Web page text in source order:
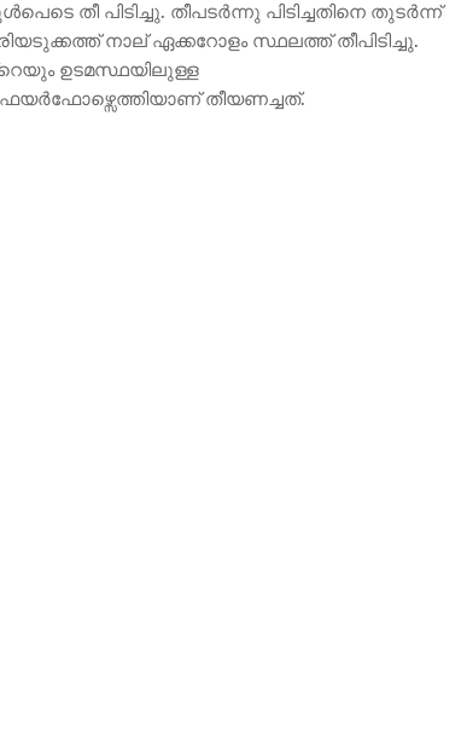
തീ പിടിച്ചു. തീപടർന്നു പിടിച്ചതിനെ തുടർന്ന്
നാല് ഏക്കറോളം സ്ഥലത്ത് തീപിടിച്ചു.
ഉടമസ്ഥയിലുള്ള
ഫയർഫോഴ്സെത്തിയാണ് തീയണച്ചത്.